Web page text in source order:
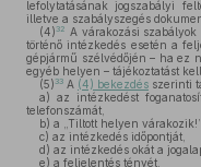
lefolytatásának jogszabályi
illetve a szabályszegés
(4) 32 A várakozási
történő intézkedés esetén a
gépjármű szélvédőjén – ha ez
egyéb helyen – tájékoztatást
(5) 33 A (4) bekezdés szerinti
a) az intézkedést
telefonszámát,
b) a „Tiltott helyen
c) az intézkedés időpontját,
d) az intézkedés okát a
e) a feljelentés tényét,